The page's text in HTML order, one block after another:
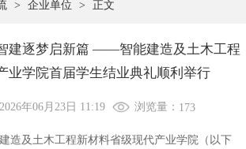
> 企业单位 > 正文
建逐梦启新篇 ——智能建造及土木工程
业学院首届学生结业典礼顺利举行
年06月23日 11:19 浏览量： 173
造及土木工程新材料省级现代产业学院（以下